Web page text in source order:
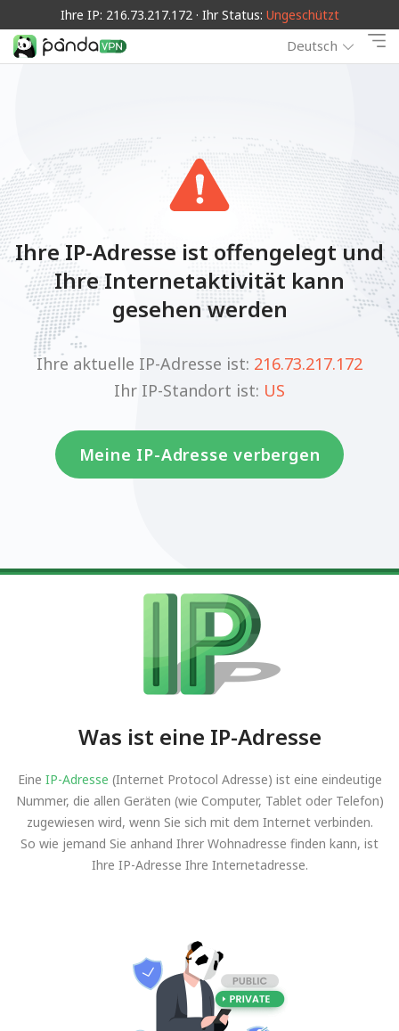
Ihre IP: 216.73.217.172 · Ihr Status: Ungeschützt
Deutsch
Ihre IP-Adresse ist offengelegt und
Ihre Internetaktivität kann
gesehen werden
Ihre aktuelle IP-Adresse ist: 216.73.217.172
Ihr IP-Standort ist: US
Meine IP-Adresse verbergen
Was ist eine IP-Adresse
Eine IP-Adresse (Internet Protocol Adresse) ist eine eindeutige
Nummer, die allen Geräten (wie Computer, Tablet oder Telefon)
zugewiesen wird, wenn Sie sich mit dem Internet verbinden.
So wie jemand Sie anhand Ihrer Wohnadresse finden kann, ist
Ihre IP-Adresse Ihre Internetadresse.